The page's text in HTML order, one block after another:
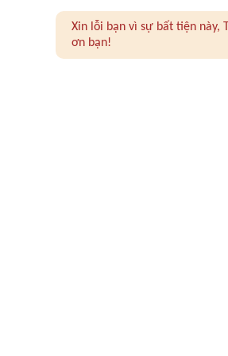
Xin lỗi bạn vì sự bất tiện này,
ơn bạn!